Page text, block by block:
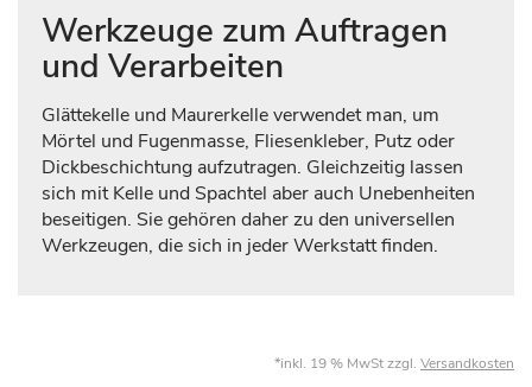
Werkzeuge zum Auftragen
und Verarbeiten
Glättekelle und Maurerkelle verwendet man, um
Mörtel und Fugenmasse, Fliesenkleber, Putz oder
Dickbeschichtung aufzutragen. Gleichzeitig lassen
sich mit Kelle und Spachtel aber auch Unebenheiten
beseitigen. Sie gehören daher zu den universellen
Werkzeugen, die sich in jeder Werkstatt finden.
*inkl. 19 % MwSt zzgl. Versandkosten